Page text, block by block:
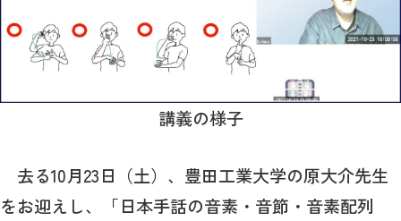
講義の様子
去る10月23日（土）、豊田工業大学の原大介先生
をお迎えし、「日本手話の音素・音節・音素配列